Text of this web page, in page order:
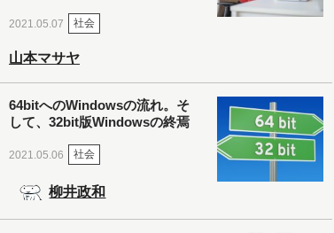
2021.05.07 社会
山本マサヤ
64bitへのWindowsの流れ。そ
して、32bit版Windowsの終焉
2021.05.06 社会
柳井政和